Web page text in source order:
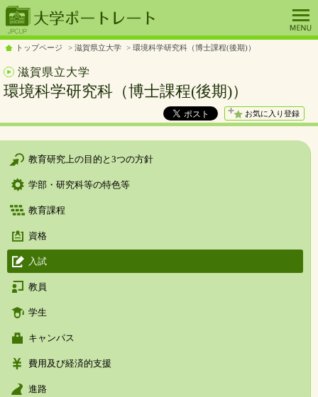
トップページ 滋賀県立大学 環境科学研究科（博士課程(後期)）
滋賀県立大学
環境科学研究科（博士課程(後期)）
お気に入り登録
教育研究上の目的と3つの方針
学部・研究科等の特色等
教育課程
資格
入試
教員
学生
キャンパス
費用及び経済的支援
進路